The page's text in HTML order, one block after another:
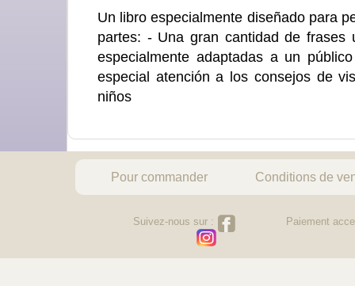
Un libro especialmente diseñado para
partes: - Una gran cantidad de frases
especialmente adaptadas a un
especial atención a los consejos de
niños
Pour commander Conditions de
Suivez-nous sur : Paiement